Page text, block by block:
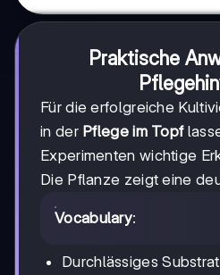
Praktische
Für die erfolgreiche
in der Pflege im Topf
Experimenten wichtige
Die Pflanze zeigt eine
Vocabulary:
Durchlässiges